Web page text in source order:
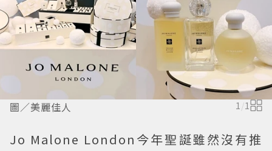
圖／美麗佳人 1 /1
Jo Malone London今年聖誕雖然沒有推